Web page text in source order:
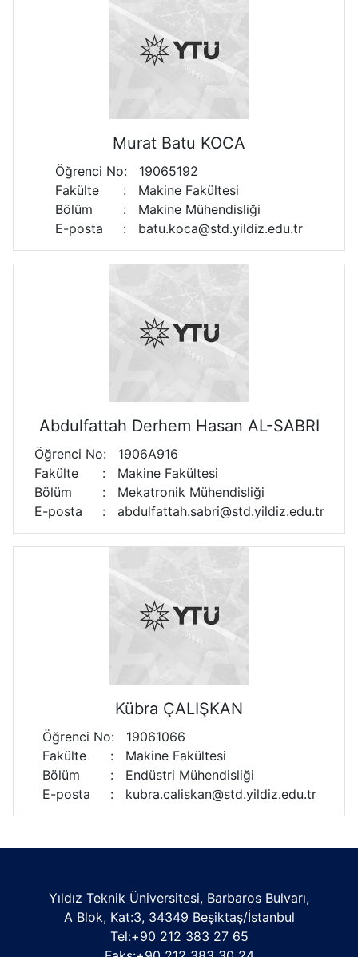
Murat Batu KOCA
Öğrenci No:
19065192
Fakülte
:
Makine Fakültesi
Bölüm
:
Makine Mühendisliği
E-posta
: batu.koca@std.yildiz.edu.tr
Abdulfattah Derhem Hasan AL-SABRI
Öğrenci No:
1906A916
Fakülte
:
Makine Fakültesi
Bölüm
:
Mekatronik Mühendisliği
E-posta
: abdulfattah.sabri@std.yildiz.edu.tr
Kübra ÇALIŞKAN
Öğrenci No:
19061066
Fakülte
:
Makine Fakültesi
Bölüm
:
Endüstri Mühendisliği
E-posta
: kubra.caliskan@std.yildiz.edu.tr
Yıldız Teknik Üniversitesi, Barbaros Bulvarı,
A Blok, Kat:3, 34349 Beşiktaş/İstanbul
Tel:+90 212 383 27 65